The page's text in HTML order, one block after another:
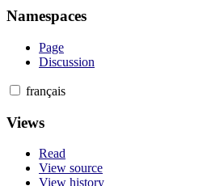
Namespaces
Page
Discussion
français
Views
Read
View source
View history